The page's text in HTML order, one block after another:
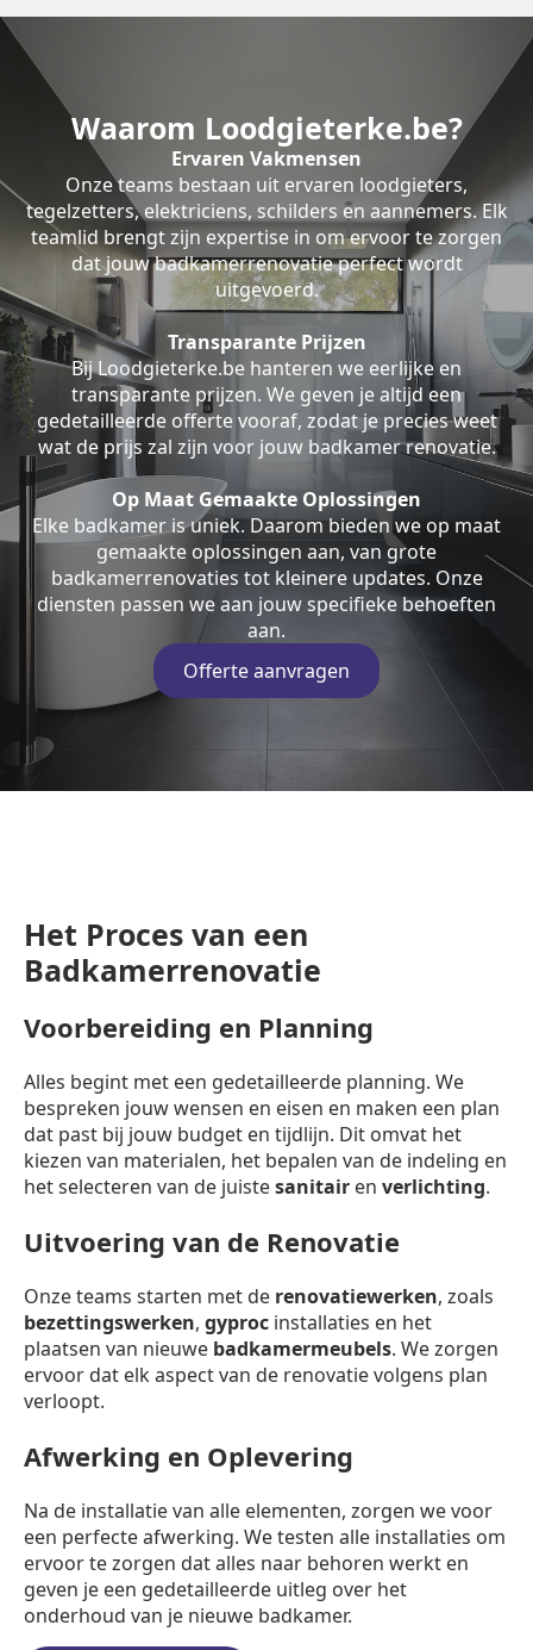
Waarom Loodgieterke.be?
Ervaren Vakmensen
Onze teams bestaan uit ervaren loodgieters,
tegelzetters, elektriciens, schilders en aannemers. Elk
teamlid brengt zijn expertise in om ervoor te zorgen
dat jouw badkamerrenovatie perfect wordt
uitgevoerd.
Transparante Prijzen
Bij Loodgieterke.be hanteren we eerlijke en
transparante prijzen. We geven je altijd een
gedetailleerde offerte vooraf, zodat je precies weet
wat de prijs zal zijn voor jouw badkamer renovatie.
Op Maat Gemaakte Oplossingen
Elke badkamer is uniek. Daarom bieden we op maat
gemaakte oplossingen aan, van grote
badkamerrenovaties tot kleinere updates. Onze
diensten passen we aan jouw specifieke behoeften
aan.
Offerte aanvragen
Het Proces van een
Badkamerrenovatie
Voorbereiding en Planning
Alles begint met een gedetailleerde planning. We
bespreken jouw wensen en eisen en maken een plan
dat past bij jouw budget en tijdlijn. Dit omvat het
kiezen van materialen, het bepalen van de indeling en
het selecteren van de juistesanitair en verlichting.
Uitvoering van de Renovatie
Onze teams starten met de renovatiewerken, zoals
bezettingswerken, gyproc installaties en het
plaatsen van nieuwe badkamermeubels. We zorgen
ervoor dat elk aspect van de renovatie volgens plan
verloopt.
Afwerking en Oplevering
Na de installatie van alle elementen, zorgen we voor
een perfecte afwerking. We testen alle installaties om
ervoor te zorgen dat alles naar behoren werkt en
geven je een gedetailleerde uitleg over het
onderhoud van je nieuwe badkamer.